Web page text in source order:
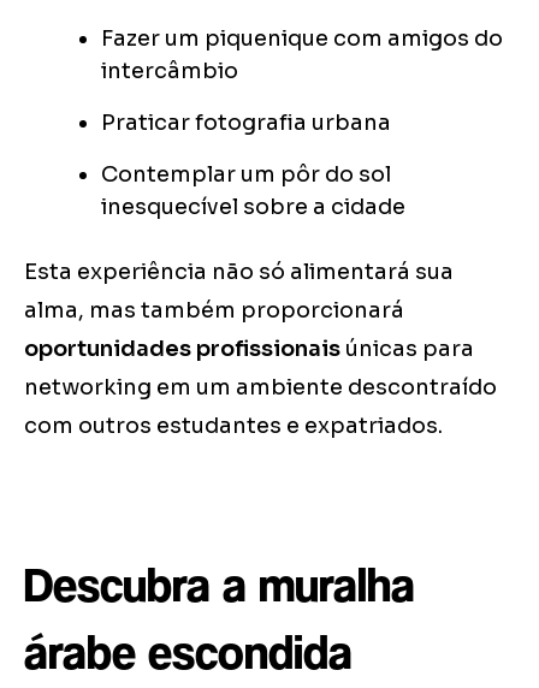
Fazer um piquenique com amigos do
intercâmbio
Praticar fotografia urbana
Contemplar um pôr do sol
inesquecível sobre a cidade
Esta experiência não só alimentará sua
alma, mas também proporcionará
oportunidades profissionais únicas para
networking em um ambiente descontraído
com outros estudantes e expatriados.
Descubra a muralha
árabe escondida